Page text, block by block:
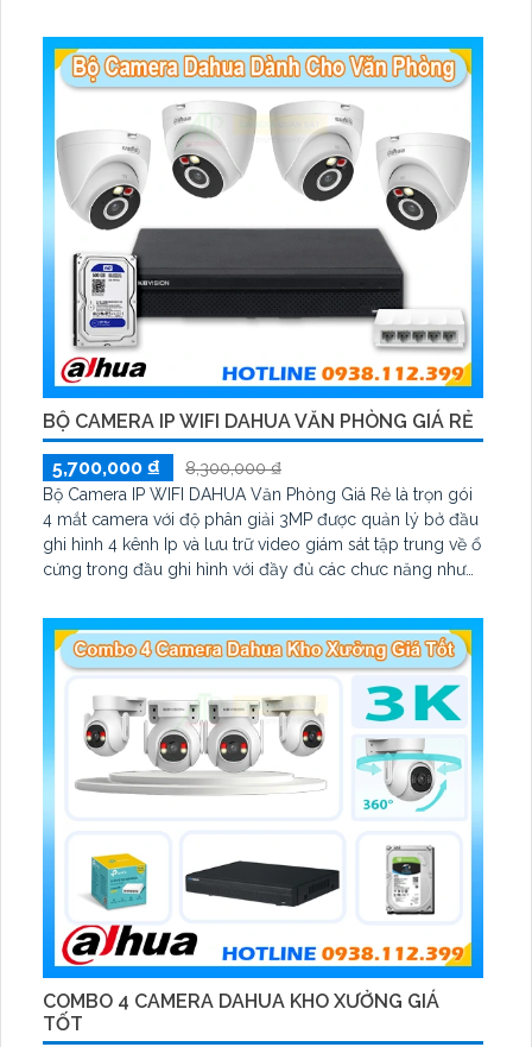
hiện xâm nhập
BỘ CAMERA IP WIFI DAHUA VĂN PHÒNG GIÁ RẺ
5,700,000 ₫
8,300,000 ₫
Bộ Camera IP WIFI DAHUA Văn Phòng Giá Rẻ là trọn gói
4 mắt camera với độ phân giải 3MP được quản lý bở đầu
ghi hình 4 kênh Ip và lưu trữ video giám sát tập trung về ổ
cứng trong đầu ghi hình với đầy đủ các chưc năng như
giám sát có màu vào ban đêm
COMBO 4 CAMERA DAHUA KHO XƯỞNG GIÁ
TỐT